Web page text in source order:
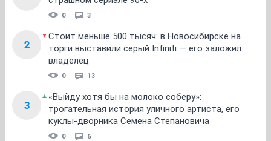
0 3
2
Стоит меньше 500 тысяч: в Новосибирске на
торги выставили серый Infiniti — его заложил
владелец
0 13
3
«Выйду хотя бы на молоко соберу»:
трогательная история уличного артиста, его
куклы-дворника Семена Степановича
0 6